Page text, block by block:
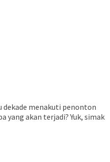
dekade menakuti penonton
yang akan terjadi? Yuk, simak